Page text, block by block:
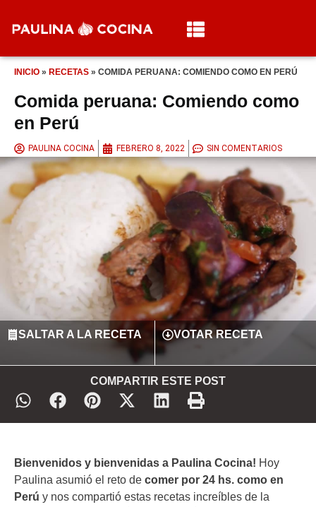
INICIO » RECETAS » COMIDA PERUANA: COMIENDO COMO EN PERÚ
Comida peruana: Comiendo como
en Perú
PAULINA COCINA FEBRERO 8, 2022 SIN COMENTARIOS
SALTAR A LA RECETA VOTAR RECETA
COMPARTIR ESTE POST
Bienvenidos y bienvenidas a Paulina Cocina! Hoy
Paulina asumió el reto de comer por 24 hs. como en
Perú y nos compartió estas recetas increíbles de la